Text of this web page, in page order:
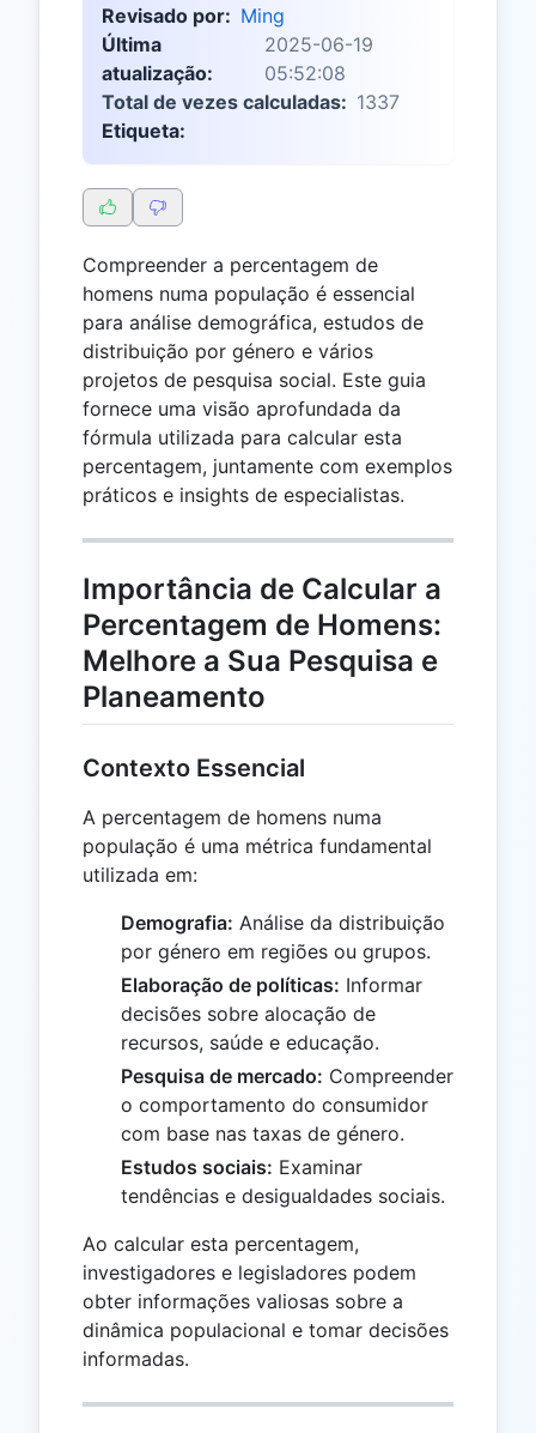
Revisado por: Ming
Última
atualização:
2025-06-19
05:52:08
Total de vezes calculadas: 1337
Etiqueta:
Compreender a percentagem de
homens numa população é essencial
para análise demográfica, estudos de
distribuição por género e vários
projetos de pesquisa social. Este guia
fornece uma visão aprofundada da
fórmula utilizada para calcular esta
percentagem, juntamente com exemplos
práticos e insights de especialistas.
Importância de Calcular a
Percentagem de Homens:
Melhore a Sua Pesquisa e
Planeamento
Contexto Essencial
A percentagem de homens numa
população é uma métrica fundamental
utilizada em:
Demografia: Análise da distribuição
por género em regiões ou grupos.
Elaboração de políticas: Informar
decisões sobre alocação de
recursos, saúde e educação.
Pesquisa de mercado: Compreender
o comportamento do consumidor
com base nas taxas de género.
Estudos sociais: Examinar
tendências e desigualdades sociais.
Ao calcular esta percentagem,
investigadores e legisladores podem
obter informações valiosas sobre a
dinâmica populacional e tomar decisões
informadas.